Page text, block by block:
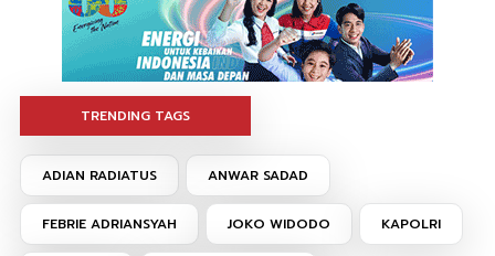
TRENDING TAGS
ADIAN RADIATUS ANWAR SADAD
FEBRIE ADRIANSYAH JOKO WIDODO KAPOLRI